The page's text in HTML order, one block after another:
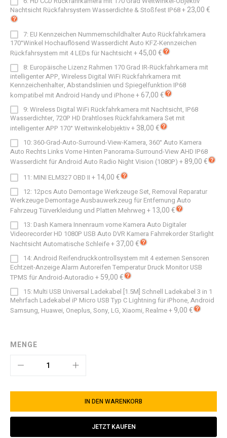
Nachtsicht Rückfahrsystem Wasserdichte & Stoßfest IP68+23,00 €
7: EU Kennzeichen Nummernschildhalter Auto Rückfahrkamera
170°Winkel Hochauflösend Wasserdicht Auto KFZ-Kennzeichen
Rückfahrsystem mit 4 LEDs für Nachtsicht+45,00 €
8: Europäische Lizenz Rahmen 170 Grad IR-Rückfahrkamera mit
intelligenter APP, Wireless Digital WiFi Rückfahrkamera mit
Kennzeichenhalter, Abstandslinien und Spiegelfunktion IP68
kompatibel mit Android Handy und iPhone+67,00 €
9: Wireless Digital WiFi Rückfahrkamera mit Nachtsicht, IP68
Wasserdichter, 720P HD Drahtloses Rückfahrkamera Set mit
intelligenter APP 170° Weitwinkelobjektiv+ 38,00 €
10: 360-Grad-Auto-Surround-View-Kamera, 360° Auto Kamera
Auto Rechts Links Vorne Hinten Panorama-Surround-View AHD IP68
Wasserdicht für Android Auto Radio Night Vision (1080P) + 89,00 €
11: MINI ELM327 OBD II + 14,00 €
12: 12pcs Auto Demontage Werkzeuge Set, Removal Reparatur
Werkzeuge Demontage Ausbauwerkzeug für Entfernung Auto
Fahrzeug Türverkleidung und Platten Mehrweg + 13,00 €
13: Dash Kamera Innenraum vorne Kamera Auto Digitaler
Videorecorder HD 1080P USB Auto DVR Kamera Fahrrekorder Starlight
Nachtsicht Automatische Schleife+ 37,00 €
14: Android Reifendruckkontrollsystem mit 4 externen Sensoren
Echtzeit-Anzeige Alarm Autoreifen Temperatur Druck Monitor USB
TPMS für Android-Autoradio + 59,00 €
15: Multi USB Universal Ladekabel [1.5M] Schnell Ladekabel 3 in 1
Mehrfach Ladekabel iP Micro USB Typ C Lightning für iPhone, Android
Samsung, Huawei, Oneplus, Sony, LG, Xiaomi, Realme+ 9,00 €
MENGE
IN DEN WARENKORB
JETZT KAUFEN